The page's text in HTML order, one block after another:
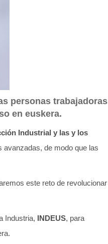
personas trabajadoras
en euskera.
Industrial y las y los
avanzadas, de modo que las
este reto de revolucionar
Industria, INDEUS, para